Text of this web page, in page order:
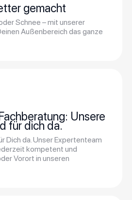
gemacht
Schnee – mit unserer
Außenbereich das ganze
Unsere
für dich da.
Dich da. Unser Expertenteam
kompetent und
Vorort in unseren